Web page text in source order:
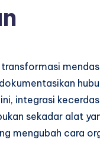
integrasi
sekadar alat
mengubah cara